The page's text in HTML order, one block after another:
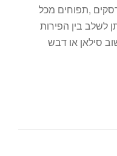
,תפוחים מכל
לשלב בין הפירות
סילאן או דבש